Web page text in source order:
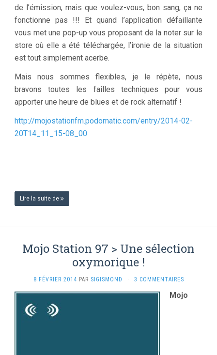
de l’émission, mais que voulez-vous, bon sang, ça ne
fonctionne pas !!! Et quand l’application défaillante
vous met une pop-up vous proposant de la noter sur le
store où elle a été téléchargée, l’ironie de la situation
est tout simplement acerbe.
Mais nous sommes flexibles, je le répète, nous
bravons toutes les failles techniques pour vous
apporter une heure de blues et de rock alternatif !
http://mojostationfm.podomatic.com/entry/2014-02-
20T14_11_15-08_00
Lire la suite de
Mojo Station 97 > Une sélection
oxymorique !
8 FÉVRIER 2014 PAR SIGISMOND · 3 COMMENTAIRES
Mojo